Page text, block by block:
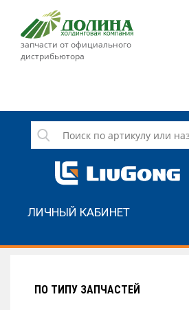
запчасти от официального
дистрибьютора
СЕРВИС
НОВОСТИ
ЛИЧНЫЙ КАБИНЕТ
ПО ТИПУ ЗАПЧАСТЕЙ